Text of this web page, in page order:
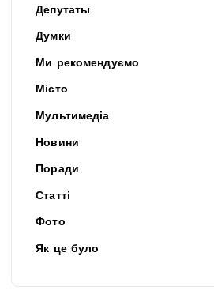
Депутаты
Думки
Ми рекомендуємо
Місто
Мультимедіа
Новини
Поради
Статті
Фото
Як це було